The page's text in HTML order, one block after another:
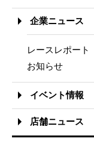
企業ニュース
レースレポート
お知らせ
イベント情報
店舗ニュース